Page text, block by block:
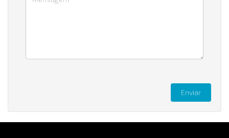
Enviar